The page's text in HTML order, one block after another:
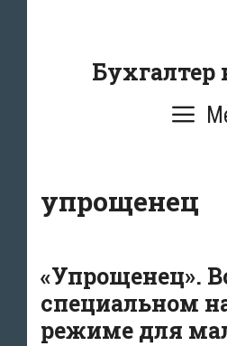
содержаниюБухгалтер
упрощенец
«Упрощенец».
специальном
режиме для